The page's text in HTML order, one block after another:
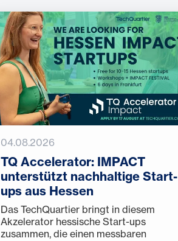
04.08.2026
TQ Accelerator: IMPACT
unterstützt nachhaltige Start-
ups aus Hessen
Das TechQuartier bringt in diesem
Akzelerator hessische Start-ups
zusammen, die einen messbaren